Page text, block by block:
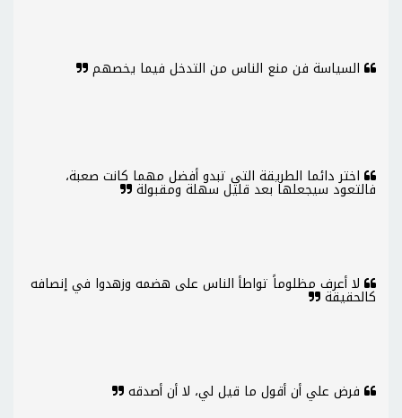
السياسة فن منع الناس من التدخل فيما يخصهم
اختر دائما الطريقة التي تبدو أفضل مهما كانت صعبة،
فالتعود سيجعلها بعد قليل سهلة ومقبولة
لا أعرف مظلوماً تواطأ الناس على هضمه وزهدوا في إنصافه
كالحقيقة
فرض علي أن أقول ما قيل لي، لا أن أصدقه